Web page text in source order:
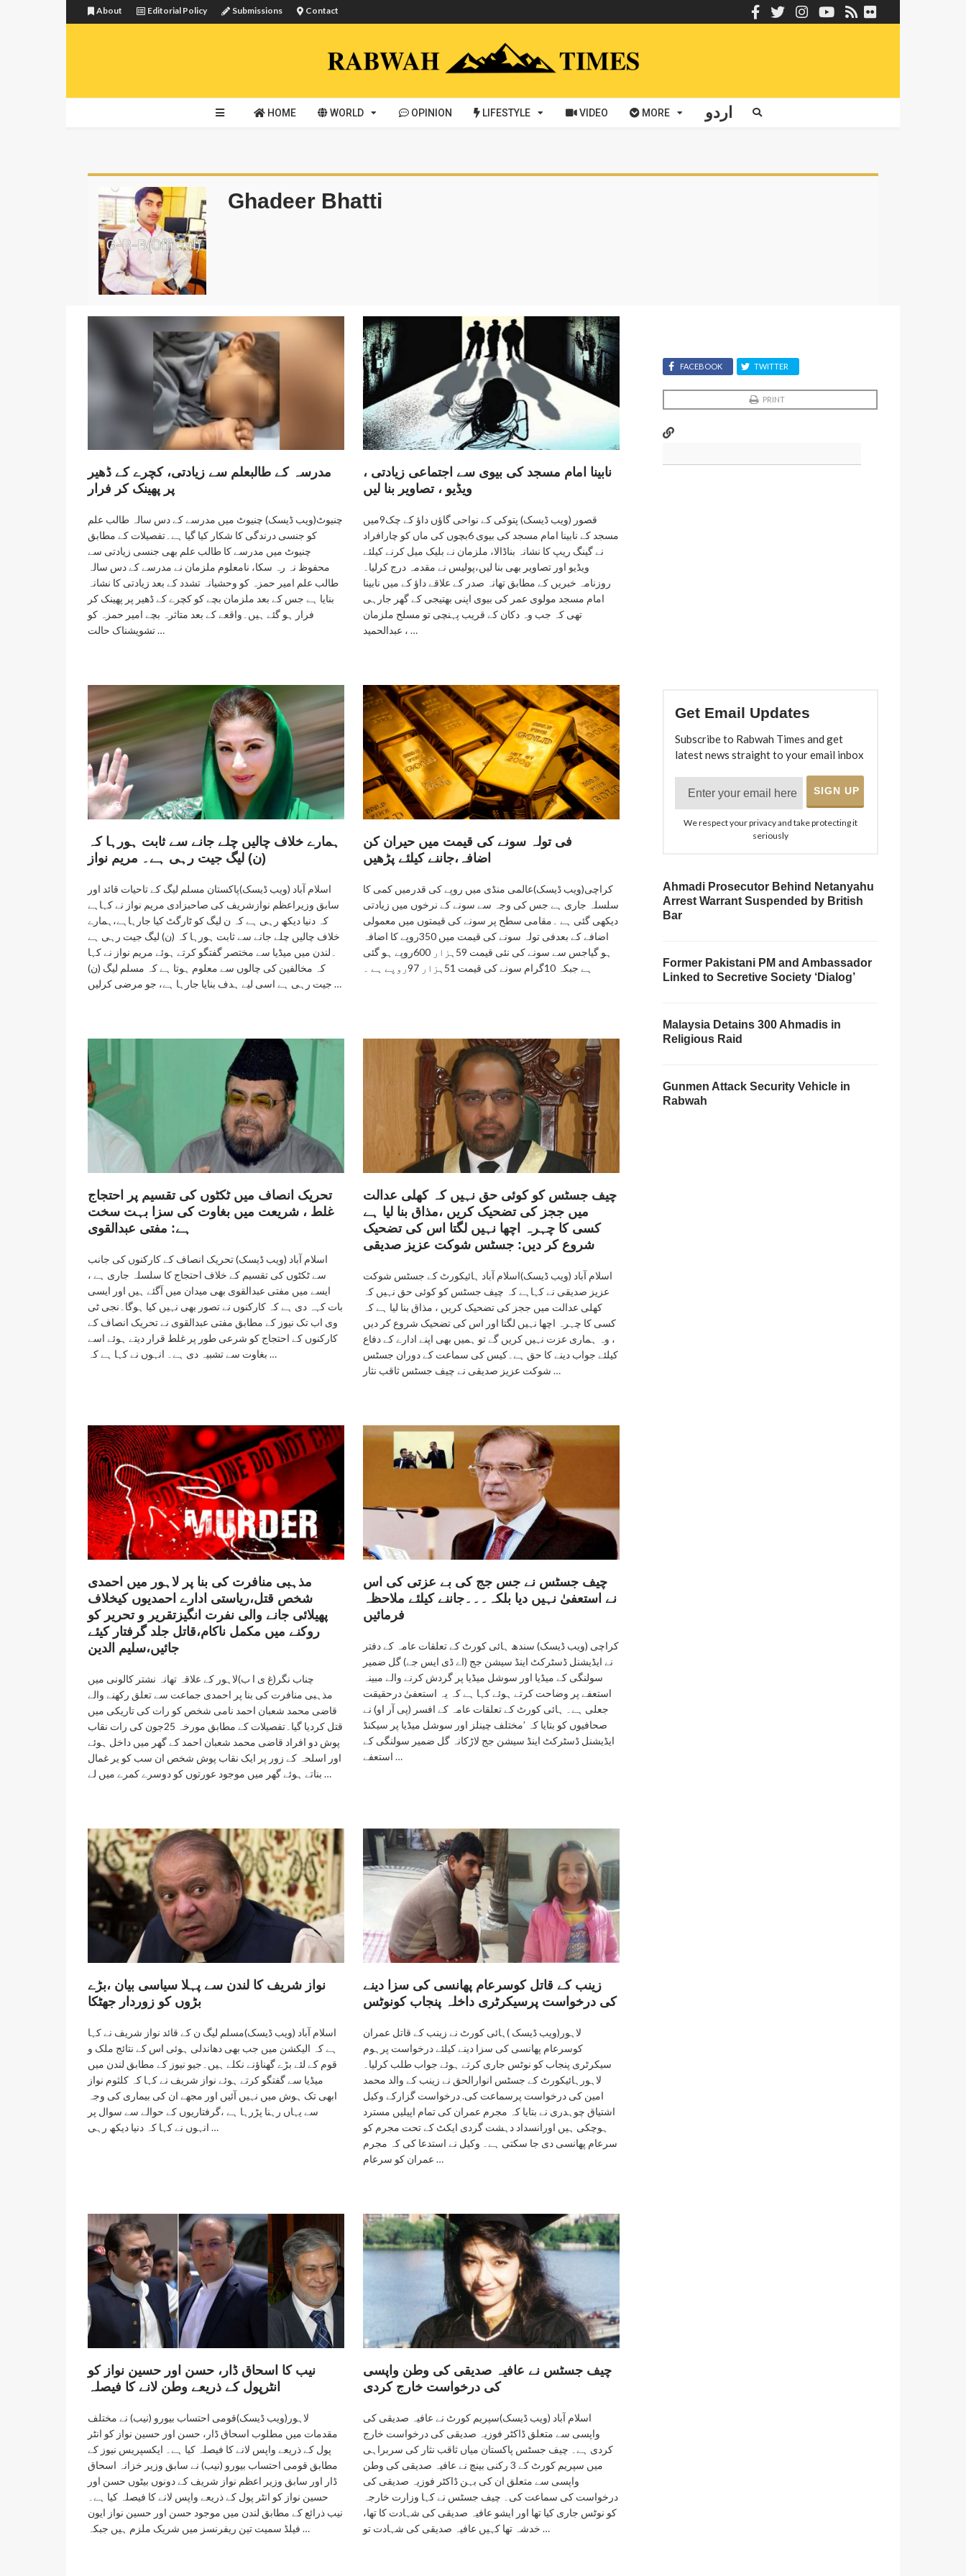
About Editorial Policy Submissions Contact
HOME WORLD OPINION LIFESTYLE VIDEO MORE اردو
Ghadeer Bhatti
مدرسہ کے طالبعلم سے زیادتی، کچرے کے ڈھیر
پر پھینک کر فرار
چنیوٹ(ویب ڈیسک) چنیوٹ میں مدرسے کے دس سالہ طالب علم
کو جنسی درندگی کا شکار کیا گیا ہے۔تفصیلات کے مطابق
چنیوٹ میں مدرسے کا طالب علم بھی جنسی زیادتی سے
محفوظ نہ رہ سکا، نامعلوم ملزمان نے مدرسے کے دس سالہ
طالب علم امیر حمزہ کو وحشیانہ تشدد کے بعد زیادتی کا نشانہ
بنایا ہے جس کے بعد ملزمان بچے کو کچرے کے ڈھیر پر پھینک کر
فرار ہو گئے ہیں۔واقعے کے بعد متاثرہ بچے امیر حمزہ کو
تشویشناک حالت …
نابینا امام مسجد کی بیوی سے اجتماعی زیادتی ،
ویڈیو ، تصاویر بنا لیں
قصور (ویب ڈیسک) پتوکی کے نواحی گاﺅں داﺅ کے چک9میں
مسجد کے نابینا امام مسجد کی بیوی 6بچوں کی ماں کو چارافراد
نے گینگ ریپ کا نشانہ بناڈالا، ملزمان نے بلیک میل کرنے کیلئے
ویڈیو اور تصاویر بھی بنا لیں،پولیس نے مقدمہ درج کرلیا۔
روزنامہ خبریں کے مطابق تھانہ صدر کے علاقے داﺅ کے میں نابینا
امام مسجد مولوی عمر کی بیوی اپنی بھتیجی کے گھر جارہی
تھی کہ جب وہ دکان کے قریب پہنچی تو مسلح ملزمان
عبدالحمید ، …
ہمارے خلاف چالیں چلے جانے سے ثابت ہورہا کہ
(ن) لیگ جیت رہی ہے۔ مریم نواز
اسلام آباد (ویب ڈیسک)پاکستان مسلم لیگ کے تاحیات قائد اور
سابق وزیراعظم نوازشریف کی صاحبزادی مریم نواز نے کہاہے
کہ دنیا دیکھ رہی ہے کہ ن لیگ کو ٹارگٹ کیا جارہاہے،ہمارے
خلاف چالیں چلے جانے سے ثابت ہورہا کہ (ن) لیگ جیت رہی ہے
۔لندن میں میڈیا سے مختصر گفتگو کرتے ہوئے مریم نواز نے کہا
کہ مخالفین کی چالوں سے معلوم ہوتا ہے کہ مسلم لیگ (ن)
جیت رہی ہے اسی لیے ہدف بنایا جارہا ہے، جو مرضی کرلیں …
فی تولہ سونے کی قیمت میں حیران کن
اضافہ،جاننے کیلئے پڑھیں
کراچی(ویب ڈیسک)عالمی منڈی میں روپے کی قدرمیں کمی کا
سلسلہ جاری ہے جس کی وجہ سے سونے کے نرخوں میں زیادتی
دیکھی گئی ہے ۔مقامی سطح پر سونے کی قیمتوں میں معمولی
اضافے کے بعدفی تولہ سونے کی قیمت میں 350روپے کا اضافہ
ہو گیاجس سے سونے کی نئی قیمت 59ہزار 600روپے ہو گئی
ہے جبکہ 10گرام سونے کی قیمت 51ہزار 97روپے ہے ۔
تحریک انصاف میں ٹکٹوں کی تقسیم پر احتجاج
غلط ، شریعت میں بغاوت کی سزا بہت سخت
ہے: مفتی عبدالقوی
اسلام آباد (ویب ڈیسک) تحریک انصاف کے کارکنوں کی جانب
سے ٹکٹوں کی تقسیم کے خلاف احتجاج کا سلسلہ جاری ہے ،
ایسے میں مفتی عبدالقوی بھی میدان میں آگئے ہیں اور ایسی
بات کہہ دی ہے کہ کارکنوں نے تصور بھی نہیں کیا ہوگا۔نجی ٹی
وی اب تک نیوز کے مطابق مفتی عبدالقوی نے تحریک انصاف کے
کارکنوں کے احتجاج کو شرعی طور پر غلط قرار دیتے ہوئے اسے
بغاوت سے تشبیہ دی ہے۔ انہوں نے کہا ہے کہ …
چیف جسٹس کو کوئی حق نہیں کہ کھلی عدالت
میں ججز کی تضحیک کریں ،مذاق بنا لیا ہے
کسی کا چہرہ اچھا نہیں لگتا اس کی تضحیک
شروع کر دیں: جسٹس شوکت عزیز صدیقی
اسلام آباد (ویب ڈیسک)اسلام آباد ہائیکورٹ کے جسٹس شوکت
عزیز صدیقی نے کہاہے کہ چیف جسٹس کو کوئی حق نہیں کہ
کھلی عدالت میں ججز کی تضحیک کریں ، مذاق بنا لیا ہے کہ
کسی کا چہرہ اچھا نہیں لگتا اور اس کی تضحیک شروع کر دیں
، وہ ہماری عزت نہیں کریں گے تو ہمیں بھی اپنے ادارے کے دفاع
کیلئے جواب دینے کا حق ہے۔کیس کی سماعت کے دوران جسٹس
شوکت عزیز صدیقی نے چیف جسٹس ثاقب نثار …
مذہبی منافرت کی بنا پر لاہور میں احمدی
شخص قتل،ریاستی ادارے احمدیوں کیخلاف
پھیلائی جانے والی نفرت انگیزتقریر و تحریر کو
روکنے میں مکمل ناکام،قاتل جلد گرفتار کیئے
جائیں،سلیم الدین
چناب نگر(غ ی ا ب)لاہور کے علاقہ تھانہ نشتر کالونی میں
مذہبی منافرت کی بنا پر احمدی جماعت سے تعلق رکھنے والے
قاضی محمد شعبان احمد نامی شخص کو رات کی تاریکی میں
قتل کردیا گیا۔تفصیلات کے مطابق مورخہ 25جون کی رات نقاب
پوش دو افراد قاضی محمد شعبان احمد کے گھر میں داخل ہوئے
اور اسلحہ کے زور پر ایک نقاب پوش شخص ان سب کو یر غمال
بناتے ہوئے گھر میں موجود عورتوں کو دوسرے کمرے میں لے …
چیف جسٹس نے جس جج کی بے عزتی کی اس
نے استعفیٰ نہیں دیا بلکہ۔۔۔جاننے کیلئے ملاحظہ
فرمائیں
کراچی (ویب ڈیسک) سندھ ہائی کورٹ کے تعلقات عامہ کے دفتر
نے ایڈیشنل ڈسٹرکٹ اینڈ سیشن جج (اے ڈی ایس جے) گل ضمیر
سولنگی کے میڈیا اور سوشل میڈیا پر گردش کرنے والے مبینہ
استعفے پر وضاحت کرتے ہوئے کہا ہے کہ یہ استعفیٰ درحقیقت
جعلی ہے۔ ہائی کورٹ کے تعلقات عامہ کے افسر (پی آر او) نے
صحافیوں کو بتایا کہ ’مختلف چینلز اور سوشل میڈیا پر سیکنڈ
ایڈیشنل ڈسٹرکٹ اینڈ سیشن جج لاڑکانہ گل ضمیر سولنگی کے
استعفے …
نواز شریف کا لندن سے پہلا سیاسی بیان ،بڑے
بڑوں کو زوردار جھٹکا
اسلام آباد (ویب ڈیسک)مسلم لیگ ن کے قائد نواز شریف نے کہا
ہے کہ الیکشن میں جب بھی دھاندلی ہوئی اس کے نتائج ملک و
قوم کے لئے بڑے گھناﺅنے نکلے ہیں۔جیو نیوز کے مطابق لندن میں
میڈیا سے گفتگو کرتے ہوئے نواز شریف نے کہا کہ کلثوم نواز
ابھی تک ہوش میں نہیں آئیں اور مجھے ان کی بیماری کی وجہ
سے یہاں رہنا پڑرہا ہے ،گرفتاریوں کے حوالے سے سوال پر
انہوں نے کہا کہ دنیا دیکھ رہی …
زینب کے قاتل کوسرعام پھانسی کی سزا دینے
کی درخواست پرسیکرٹری داخلہ پنجاب کونوٹس
لاہور(ویب ڈیسک )ہائی کورٹ نے زینب کے قاتل عمران
کوسرعام پھانسی کی سزا دینے کیلئے درخواست پرہوم
سیکرٹری پنجاب کو نوٹس جاری کرتے ہوئے جواب طلب کرلیا۔
لاہورہائیکورٹ کے جسٹس انوارالحق نے زینب کے والد محمد
امین کی درخواست پرسماعت کی. درخواست گزارکے وکیل
اشتیاق چوہدری نے بتایا کہ مجرم عمران کی تمام اپیلیں مسترد
ہوچکی ہیں اورانسداد دہشت گردی ایکٹ کے تحت مجرم کو
سرعام پھانسی دی جا سکتی ہے۔ وکیل نے استدعا کی کہ مجرم
عمران کو سرعام …
نیب کا اسحاق ڈار، حسن اور حسین نواز کو
انٹرپول کے ذریعے وطن لانے کا فیصلہ
لاہور(ویب ڈیسک)قومی احتساب بیورو (نیب) نے مختلف
مقدمات میں مطلوب اسحاق ڈار، حسن اور حسین نواز کو انٹر
پول کے ذریعے واپس لانے کا فیصلہ کیا ہے۔ ایکسپریس نیوز کے
مطابق قومی احتساب بیورو (نیب) نے سابق وزیر خزانہ اسحاق
ڈار اور سابق وزیر اعظم نواز شریف کے دونوں بیٹوں حسن اور
حسین نواز کو انٹر پول کے ذریعے واپس لانے کا فیصلہ کیا ہے۔
نیب ذرائع کے مطابق لندن میں موجود حسن اور حسین نواز ایون
فیلڈ سمیت تین ریفرنسز میں شریک ملزم ہیں جبکہ …
چیف جسٹس نے عافیہ صدیقی کی وطن واپسی
کی درخواست خارج کردی
اسلام آباد (ویب ڈیسک)سپریم کورٹ نے عافیہ صدیقی کی
واپسی سے متعلق ڈاکٹر فوزیہ صدیقی کی درخواست خارج
کردی ہے۔ چیف جسٹس پاکستان میاں ثاقب نثار کی سربراہی
میں سپریم کورٹ کے 3 رکنی بینچ نے عافیہ صدیقی کی وطن
واپسی سے متعلق ان کی بہن ڈاکٹر فوزیہ صدیقی کی
درخواست کی سماعت کی۔ چیف جسٹس نے کہا وزارت خارجہ
کو نوٹس جاری کیا تھا اور ایشو عافیہ صدیقی کی شہادت کا تھا،
خدشہ تھا کہیں عافیہ صدیقی کی شہادت تو …
FACEBOOK TWITTER
PRINT
Get Email Updates
Subscribe to Rabwah Times and get
latest news straight to your email inbox
We respect your privacy and take protecting it
seriously
Ahmadi Prosecutor Behind Netanyahu
Arrest Warrant Suspended by British
Bar
Former Pakistani PM and Ambassador
Linked to Secretive Society ‘Dialog’
Malaysia Detains 300 Ahmadis in
Religious Raid
Gunmen Attack Security Vehicle in
Rabwah